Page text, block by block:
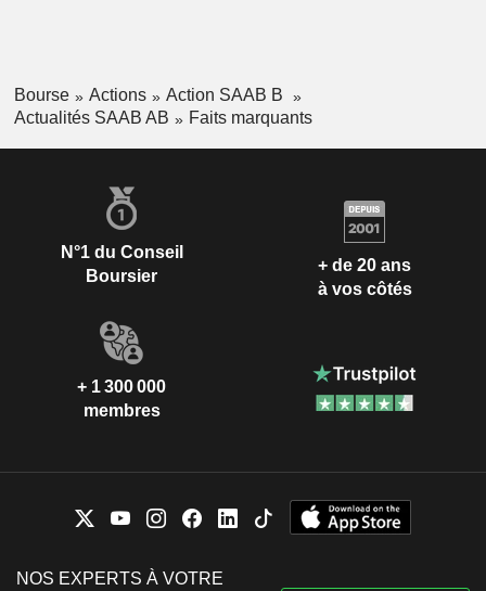
Bourse Actions
Action SAAB B
Actualités SAAB AB
Faits marquants
N°1 du Conseil
Boursier
+ de 20 ans
à vos côtés
+ 1 300 000
membres
NOS EXPERTS À VOTRE